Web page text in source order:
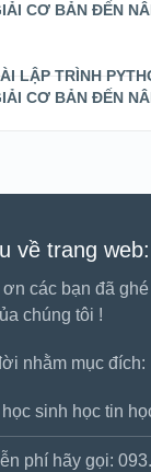
CƠ BẢN ĐẾN
LẬP TRÌNH
CƠ BẢN ĐẾN
về trang web:
các bạn đã
chúng tôi !
nhằm mục đích:
sinh học tin
phí hãy gọi: